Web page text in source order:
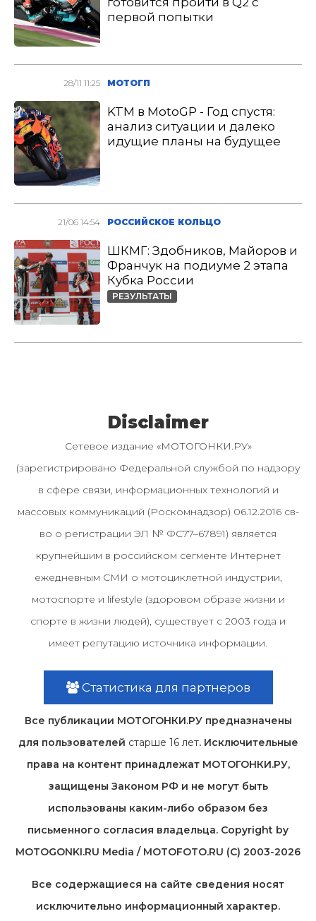
первой попытки
28/11 11:25 МОТОГП
KTM в MotoGP - Год спустя:
анализ ситуации и далеко
идущие планы на будущее
21/06 14:54 РОССИЙСКОЕ КОЛЬЦО
ШКМГ: Здобников, Майоров и
Франчук на подиуме 2 этапа
Кубка России
РЕЗУЛЬТАТЫ
Disclaimer
Сетевое издание «МОТОГОНКИ.РУ»
(зарегистрировано Федеральной службой по надзору
в сфере связи, информационных технологий и
массовых коммуникаций (Роскомнадзор) 06.12.2016 св-
во о регистрации ЭЛ № ФС77–67891) является
крупнейшим в российском сегменте Интернет
ежедневным СМИ о мотоциклетной индустрии,
мотоспорте и lifestyle (здоровом образе жизни и
спорте в жизни людей), существует с 2003 года и
имеет репутацию источника информации.
Статистика для партнеров
Все публикации МОТОГОНКИ.РУ предназначены
для пользователей старше 16 лет. Исключительные
права на контент принадлежат МОТОГОНКИ.РУ,
защищены Законом РФ и не могут быть
использованы каким-либо образом без
письменного согласия владельца. Copyright by
MOTOGONKI.RU Media / MOTOFOTO.RU (C) 2003-2026
Все содержащиеся на cайте сведения носят
исключительно информационный характер.